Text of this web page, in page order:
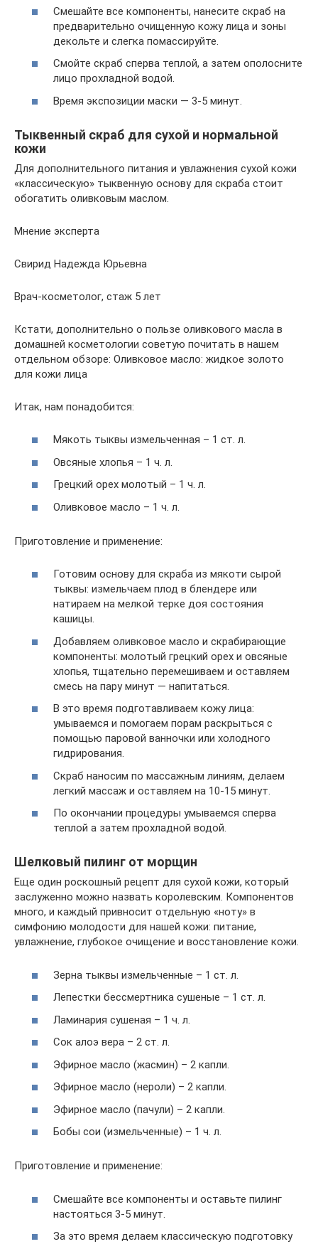
Смешайте все компоненты, нанесите скраб на
предварительно очищенную кожу лица и зоны
декольте и слегка помассируйте.
Смойте скраб сперва теплой, а затем ополосните
лицо прохладной водой.
Время экспозиции маски — 3-5 минут.
Тыквенный скраб для сухой и нормальной
кожи
Для дополнительного питания и увлажнения сухой кожи
«классическую» тыквенную основу для скраба стоит
обогатить оливковым маслом.
Мнение эксперта
Свирид Надежда Юрьевна
Врач-косметолог, стаж 5 лет
Кстати, дополнительно о пользе оливкового масла в
домашней косметологии советую почитать в нашем
отдельном обзоре: Оливковое масло: жидкое золото
для кожи лица
Итак, нам понадобится:
Мякоть тыквы измельченная – 1 ст. л.
Овсяные хлопья – 1 ч. л.
Грецкий орех молотый – 1 ч. л.
Оливковое масло – 1 ч. л.
Приготовление и применение:
Готовим основу для скраба из мякоти сырой
тыквы: измельчаем плод в блендере или
натираем на мелкой терке доя состояния
кашицы.
Добавляем оливковое масло и скрабирающие
компоненты: молотый грецкий орех и овсяные
хлопья, тщательно перемешиваем и оставляем
смесь на пару минут — напитаться.
В это время подготавливаем кожу лица:
умываемся и помогаем порам раскрыться с
помощью паровой ванночки или холодного
гидрирования.
Скраб наносим по массажным линиям, делаем
легкий массаж и оставляем на 10-15 минут.
По окончании процедуры умываемся сперва
теплой а затем прохладной водой.
Шелковый пилинг от морщин
Еще один роскошный рецепт для сухой кожи, который
заслуженно можно назвать королевским. Компонентов
много, и каждый привносит отдельную «ноту» в
симфонию молодости для нашей кожи: питание,
увлажнение, глубокое очищение и восстановление кожи.
Зерна тыквы измельченные – 1 ст. л.
Лепестки бессмертника сушеные – 1 ст. л.
Ламинария сушеная – 1 ч. л.
Сок алоэ вера – 2 ст. л.
Эфирное масло (жасмин) – 2 капли.
Эфирное масло (нероли) – 2 капли.
Эфирное масло (пачули) – 2 капли.
Бобы сои (измельченные) – 1 ч. л.
Приготовление и применение:
Смешайте все компоненты и оставьте пилинг
настояться 3-5 минут.
За это время делаем классическую подготовку